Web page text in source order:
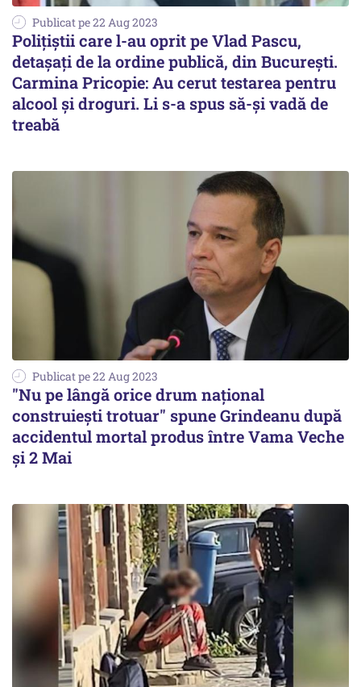
Publicat pe 22 Aug 2023
Polițiștii care l-au oprit pe Vlad Pascu,
detașați de la ordine publică, din București.
Carmina Pricopie: Au cerut testarea pentru
alcool și droguri. Li s-a spus să-și vadă de
treabă
Publicat pe 22 Aug 2023
"Nu pe lângă orice drum național
construiești trotuar" spune Grindeanu după
accidentul mortal produs între Vama Veche
și 2 Mai